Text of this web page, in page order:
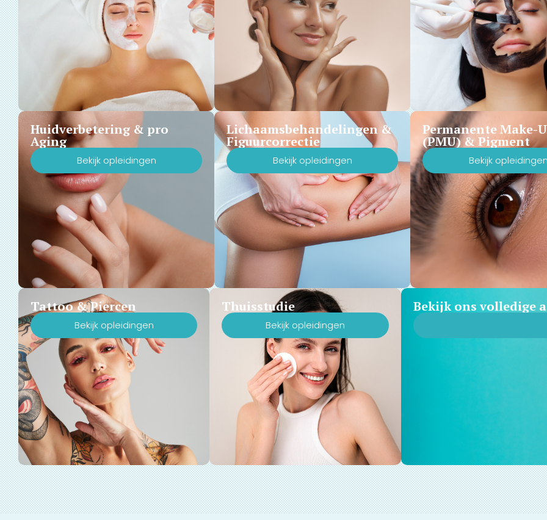
Huidverbetering & pro
Aging
Bekijk opleidingen
Lichaamsbehandelingen &
Figuurcorrectie
Bekijk opleidingen
Permanente Make-
(PMU) & Pigment
Bekijk
Tattoo & Piercen
Bekijk opleidingen
Thuisstudie
Bekijk opleidingen
Bekijk ons volledige